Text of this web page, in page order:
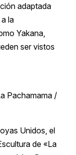
adaptada
la
Yakana,
ser vistos
/
Unidos, el
de «La